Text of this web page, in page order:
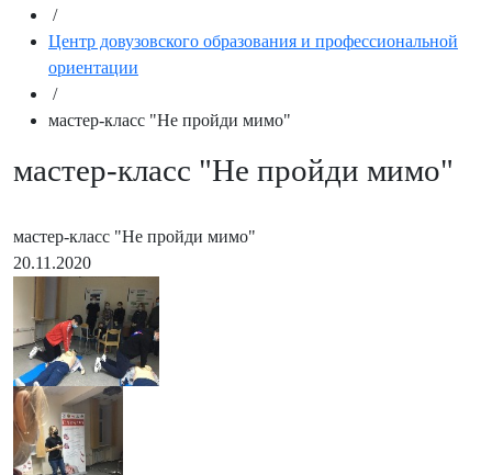
/
Центр довузовского образования и профессиональной
ориентации
/
мастер-класс "Не пройди мимо"
мастер-класс "Не пройди мимо"
мастер-класс "Не пройди мимо"
20.11.2020